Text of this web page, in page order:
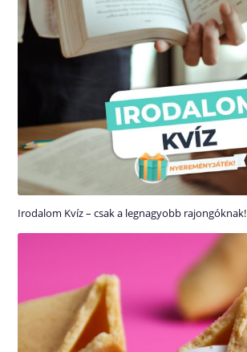
Irodalom Kvíz – csak a legnagyobb rajongóknak!